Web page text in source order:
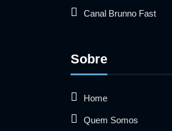
Canal Brunno Fast
Sobre
Home
Quem Somos